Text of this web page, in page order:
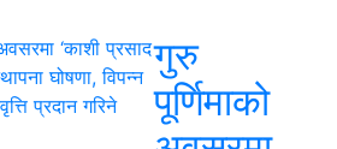
गुरु
पूर्णिमाको